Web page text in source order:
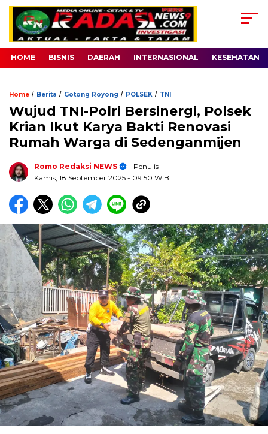
HOME BISNIS DAERAH INTERNASIONAL KESEHATAN
Home / Berita / Gotong Royong / POLSEK / TNI
Wujud TNI-Polri Bersinergi, Polsek
Krian Ikut Karya Bakti Renovasi
Rumah Warga di Sedenganmijen
Romo Redaksi NEWS
- Penulis
Kamis, 18 September 2025 - 09:50 WIB